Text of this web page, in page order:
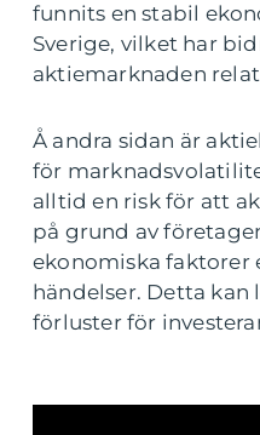
funnits en stabil
Sverige, vilket har
aktiemarknaden
Å andra sidan är
för
alltid en risk för att
på grund av
ekonomiska faktorer
händelser. Detta
förluster för